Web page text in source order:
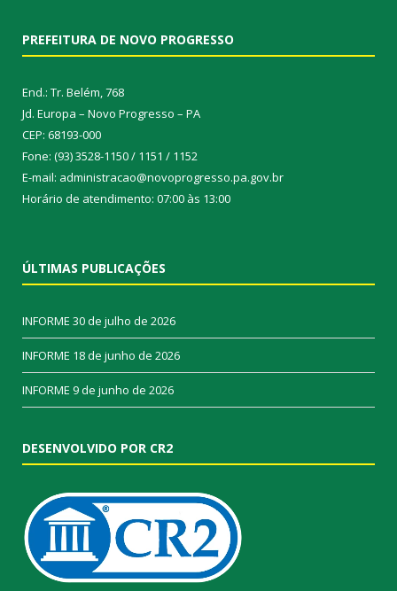
PREFEITURA DE NOVO PROGRESSO
End.: Tr. Belém, 768
Jd. Europa – Novo Progresso – PA
CEP: 68193-000
Fone: (93) 3528-1150 / 1151 / 1152
E-mail: administracao@novoprogresso.pa.gov.br
Horário de atendimento: 07:00 às 13:00
ÚLTIMAS PUBLICAÇÕES
INFORME 30 de julho de 2026
INFORME 18 de junho de 2026
INFORME 9 de junho de 2026
DESENVOLVIDO POR CR2